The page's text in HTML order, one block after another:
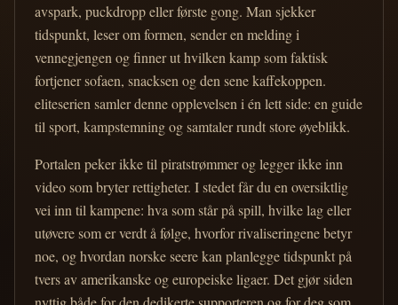
avspark, puckdropp eller første gong. Man sjekker
tidspunkt, leser om formen, sender en melding i
vennegjengen og finner ut hvilken kamp som faktisk
fortjener sofaen, snacksen og den sene kaffekoppen.
eliteserien samler denne opplevelsen i én lett side: en guide
til sport, kampstemning og samtaler rundt store øyeblikk.
Portalen peker ikke til piratstrømmer og legger ikke inn
video som bryter rettigheter. I stedet får du en oversiktlig
vei inn til kampene: hva som står på spill, hvilke lag eller
utøvere som er verdt å følge, hvorfor rivaliseringene betyr
noe, og hvordan norske seere kan planlegge tidspunkt på
tvers av amerikanske og europeiske ligaer. Det gjør siden